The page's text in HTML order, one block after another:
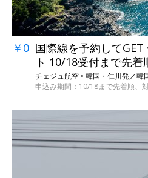
￥0 国際線を予約して
ト 10/18受付まで先着
チェジュ航空 • 韓国・仁川発／
申込み期間：10/18まで先着順、